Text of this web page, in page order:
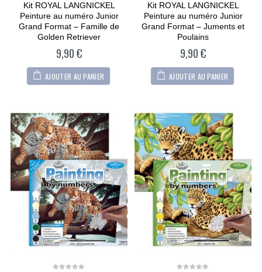
0
of
5
Kit ROYAL LANGNICKEL
Peinture au numéro Junior
Grand Format – Famille de
Golden Retriever
9,90€
AJOUTER AU PANIER
0
of
5
Kit ROYAL LANGNICKEL
Peinture au numéro Junior
Grand Format – Juments et
Poulains
9,90€
AJOUTER AU PANIER